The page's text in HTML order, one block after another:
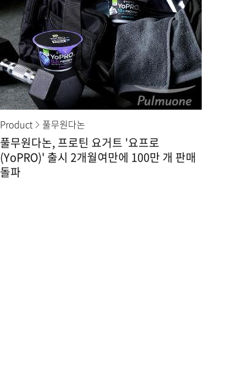
Product 풀무원다논
풀무원다논, 프로틴 요거트 '요프로
(YoPRO)' 출시 2개월여만에 100만 개 판매
돌파